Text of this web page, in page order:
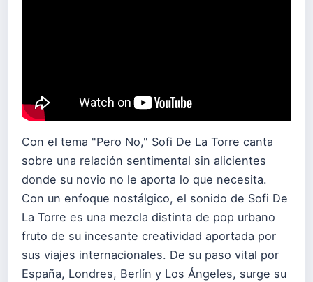
Con el tema "Pero No," Sofi De La Torre canta
sobre una relación sentimental sin alicientes
donde su novio no le aporta lo que necesita.
Con un enfoque nostálgico, el sonido de Sofi De
La Torre es una mezcla distinta de pop urbano
fruto de su incesante creatividad aportada por
sus viajes internacionales. De su paso vital por
España, Londres, Berlín y Los Ángeles, surge su